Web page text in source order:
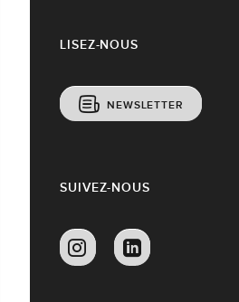
LISEZ-NOUS
NEWSLETTER
SUIVEZ-NOUS